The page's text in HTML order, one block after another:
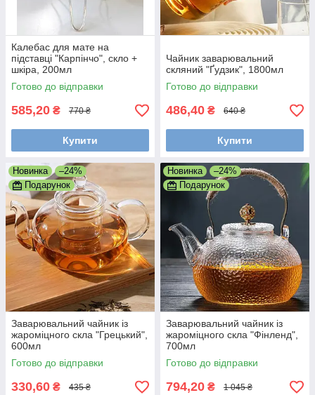
Калебас для мате на
підставці "Карпінчо", скло +
шкіра, 200мл
Готово до відправки
585,20 ₴ 770 ₴
Купити
Чайник заварювальний
скляний "Ґудзик", 1800мл
Готово до відправки
486,40 ₴ 640 ₴
Купити
Новинка
–24%
Подарунок
Заварювальний чайник із
жароміцного скла "Грецький",
600мл
Готово до відправки
330,60 ₴ 435 ₴
Новинка
–24%
Подарунок
Заварювальний чайник із
жароміцного скла "Фінленд",
700мл
Готово до відправки
794,20 ₴ 1 045 ₴